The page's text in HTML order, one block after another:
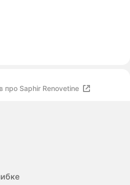
про Saphir Renovetine